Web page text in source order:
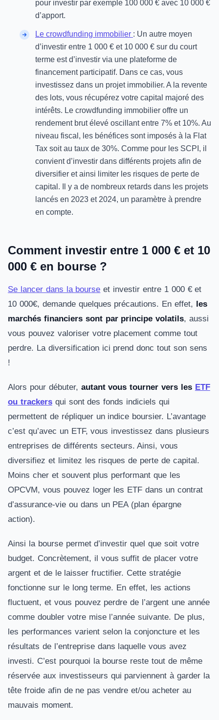
pour investir par exemple 100 000 € avec 10 000 €
d’apport.
Le crowdfunding immobilier : Un autre moyen
d’investir entre 1 000 € et 10 000 € sur du court
terme est d’investir via une plateforme de
financement participatif. Dans ce cas, vous
investissez dans un projet immobilier. A la revente
des lots, vous récupérez votre capital majoré des
intérêts. Le crowdfunding immobilier offre un
rendement brut élevé oscillant entre 7% et 10%. Au
niveau fiscal, les bénéfices sont imposés à la Flat
Tax soit au taux de 30%. Comme pour les SCPI, il
convient d’investir dans différents projets afin de
diversifier et ainsi limiter les risques de perte de
capital. Il y a de nombreux retards dans les projets
lancés en 2023 et 2024, un paramètre à prendre
en compte.
Comment investir entre 1 000 € et 10
000 € en bourse ?
Se lancer dans la bourse et investir entre 1 000 € et
10 000€, demande quelques précautions. En effet, les
marchés financiers sont par principe volatils, aussi
vous pouvez valoriser votre placement comme tout
perdre. La diversification ici prend donc tout son sens
!
Alors pour débuter, autant vous tourner vers les ETF
ou trackersqui sont des fonds indiciels qui
permettent de répliquer un indice boursier. L’avantage
c’est qu’avec un ETF, vous investissez dans plusieurs
entreprises de différents secteurs. Ainsi, vous
diversifiez et limitez les risques de perte de capital.
Moins cher et souvent plus performant que les
OPCVM, vous pouvez loger les ETF dans un contrat
d’assurance-vie ou dans un PEA (plan épargne
action).
Ainsi la bourse permet d’investir quel que soit votre
budget. Concrètement, il vous suffit de placer votre
argent et de le laisser fructifier. Cette stratégie
fonctionne sur le long terme. En effet, les actions
fluctuent, et vous pouvez perdre de l’argent une année
comme doubler votre mise l’année suivante. De plus,
les performances varient selon la conjoncture et les
résultats de l’entreprise dans laquelle vous avez
investi. C’est pourquoi la bourse reste tout de même
réservée aux investisseurs qui parviennent à garder la
tête froide afin de ne pas vendre et/ou acheter au
mauvais moment.